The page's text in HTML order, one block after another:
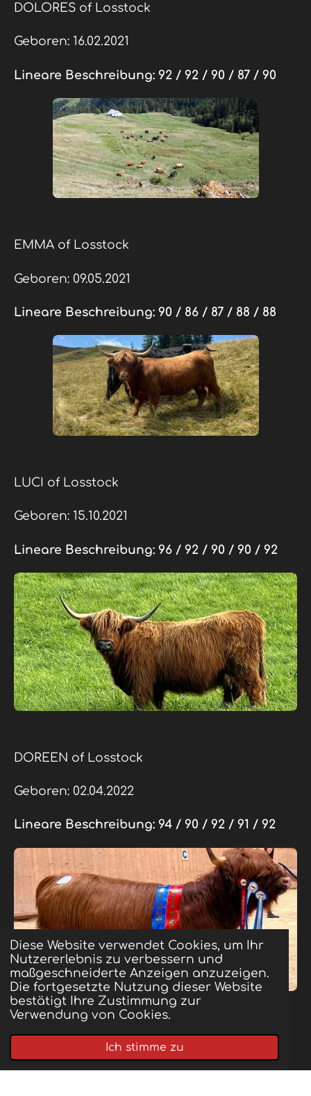
Diese Website verwendet Cookies, um Ihr
Nutzererlebnis zu verbessern und
maßgeschneiderte Anzeigen anzuzeigen.
Die fortgesetzte Nutzung dieser Website
bestätigt Ihre Zustimmung zur
Verwendung von Cookies.
Ich stimme zu
DOLORES of Losstock
Geboren: 16.02.2021
Lineare Beschreibung: 92 / 92 / 90 / 87 / 90
EMMA of Losstock
Geboren: 09.05.2021
Lineare Beschreibung: 90 / 86 / 87 / 88 / 88
LUCI of Losstock
Geboren: 15.10.2021
Lineare Beschreibung: 96 / 92 / 90 / 90 / 92
DOREEN of Losstock
Geboren: 02.04.2022
Lineare Beschreibung: 94 / 90 / 92 / 91 / 92
Roya of Losstock
Geboren: 10.03.2024